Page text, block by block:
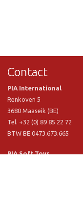
Contact
PIA International
Renkoven 5
3680 Maaseik (BE)
Tel. +32 (0) 89 85 22 72
BTW BE 0473.673.665
PIA Soft Toys